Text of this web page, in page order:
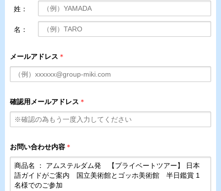
姓：
名：
メールアドレス ＊
確認用メールアドレス ＊
お問い合わせ内容 ＊